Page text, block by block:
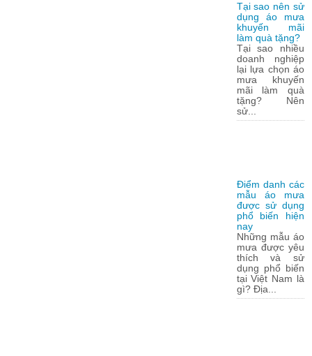
Tại sao nên sử
dụng áo mưa
khuyến mãi
làm quà tặng?
Tại sao nhiều
doanh nghiệp
lại lựa chọn áo
mưa khuyến
mãi làm quà
tặng? Nên
sử...
Điểm danh các
mẫu áo mưa
được sử dụng
phổ biến hiện
nay
Những mẫu áo
mưa được yêu
thích và sử
dụng phổ biến
tại Việt Nam là
gì? Địa...